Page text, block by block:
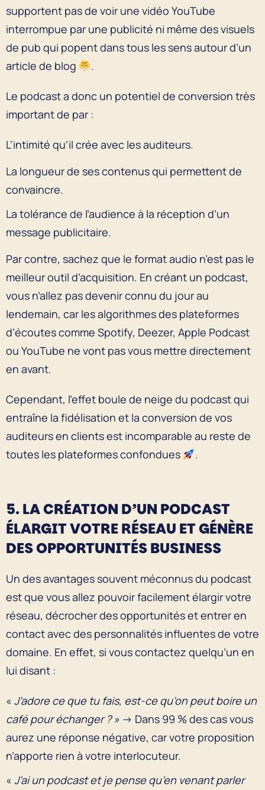
supportent pas de voir une vidéo YouTube
interrompue par une publicité ni même des visuels
de pub qui popent dans tous les sens autour d’un
article de blog
.
Le podcast a donc un potentiel de conversion très
important de par :
L’intimité qu’il crée avec les auditeurs.
La longueur de ses contenus qui permettent de
convaincre.
La tolérance de l’audience à la réception d’un
message publicitaire.
Par contre, sachez que le format audio n’est pas le
meilleur outil d’acquisition. En créant un podcast,
vous n’allez pas devenir connu du jour au
lendemain, car les algorithmes des plateformes
d’écoutes comme Spotify, Deezer, Apple Podcast
ou YouTube ne vont pas vous mettre directement
en avant.
Cependant, l’effet boule de neige du podcast qui
entraîne la fidélisation et la conversion de vos
auditeurs en clients est incomparable au reste de
toutes les plateformes confondues
.
5. LA CRÉATION D’UN PODCAST
ÉLARGIT VOTRE RÉSEAU ET GÉNÈRE
DES OPPORTUNITÉS BUSINESS
Un des avantages souvent méconnus du podcast
est que vous allez pouvoir facilement élargir votre
réseau, décrocher des opportunités et entrer en
contact avec des personnalités influentes de votre
domaine. En effet, si vous contactez quelqu’un en
lui disant :
« J’adore ce que tu fais, est-ce qu’on peut boire un
café pour échanger ? » → Dans 99 % des cas vous
aurez une réponse négative, car votre proposition
n’apporte rien à votre interlocuteur.
« J’ai un podcast et je pense qu’en venant parler